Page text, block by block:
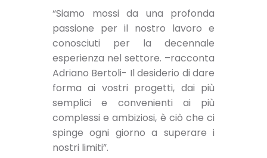
“Siamo mossi da una profonda
passione per il nostro lavoro e
conosciuti per la decennale
esperienza nel settore. –racconta
Adriano Bertoli- Il desiderio di dare
forma ai vostri progetti, dai più
semplici e convenienti ai più
complessi e ambiziosi, è ciò che ci
spinge ogni giorno a superare i
nostri limiti”.